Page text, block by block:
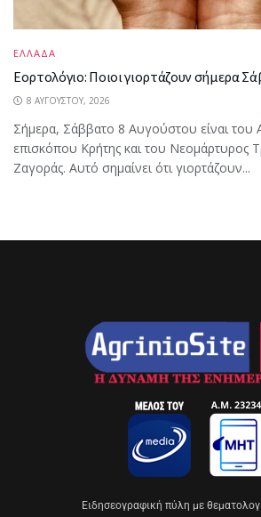
ΕΛΛΑΔΑ
Εορτολόγιο: Ποιοι γιορτάζουν σήμερα
8 ΑΥΓΟΎΣΤΟΥ, 2026
Σήμερα, Σάββατο 8 Αυγούστου είναι
επισκόπου Κρήτης και του Νεομάρτυρος
Ζαγοράς. Αυτό σημαίνει ότι γιορτάζουν...
Eιδησεογραφική πύλη με